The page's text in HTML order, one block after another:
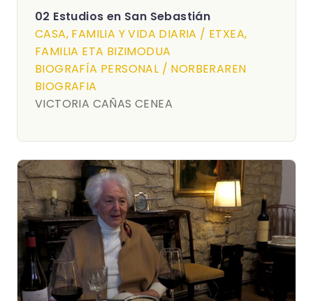
02 Estudios en San Sebastián
CASA, FAMILIA Y VIDA DIARIA / ETXEA,
FAMILIA ETA BIZIMODUA
BIOGRAFÍA PERSONAL / NORBERAREN
BIOGRAFIA
VICTORIA CAÑAS CENEA